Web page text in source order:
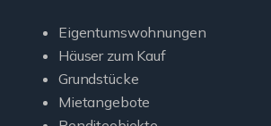
Eigentumswohnungen
Häuser zum Kauf
Grundstücke
Mietangebote